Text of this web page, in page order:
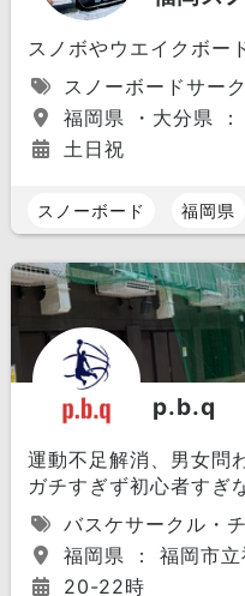
スノボやウエイクボー
スノーボードサー
福岡県 ・大分県
土日祝
スノーボード 福岡県
p.b.q
運動不足解消、男女問
ガチすぎず初心者すぎ
バスケサークル・
福岡県 ： 福岡市
20-22時